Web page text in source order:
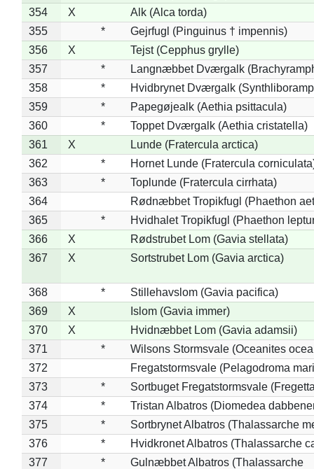
354
X
Alk (Alca torda)
355
*
Gejrfugl (Pinguinus † impennis)
356
X
Tejst (Cepphus grylle)
357
*
Langnæbbet Dværgalk
358
*
Hvidbrynet Dværgalk
359
*
Papegøjealk (Aethia psittacula)
360
*
Toppet Dværgalk (Aethia cristatella)
361
X
Lunde (Fratercula arctica)
362
*
Hornet Lunde (Fratercula
363
*
Toplunde (Fratercula cirrhata)
364
Rødnæbbet Tropikfugl (Phaethon
365
*
Hvidhalet Tropikfugl (Phaethon
366
X
Rødstrubet Lom (Gavia stellata)
367
X Sortstrubet Lom (Gavia arctica)
368 *
Stillehavslom (Gavia pacifica)
369
X
Islom (Gavia immer)
370
X
Hvidnæbbet Lom (Gavia adamsii)
371
*
Wilsons Stormsvale (Oceanites
372
Fregatstormsvale (Pelagodroma
373
*
Sortbuget Fregatstormsvale
374
*
Tristan Albatros (Diomedea
375
*
Sortbrynet Albatros (Thalassarche
376
*
Hvidkronet Albatros (Thalassarche
377
*
Gulnæbbet Albatros (Thalassarche